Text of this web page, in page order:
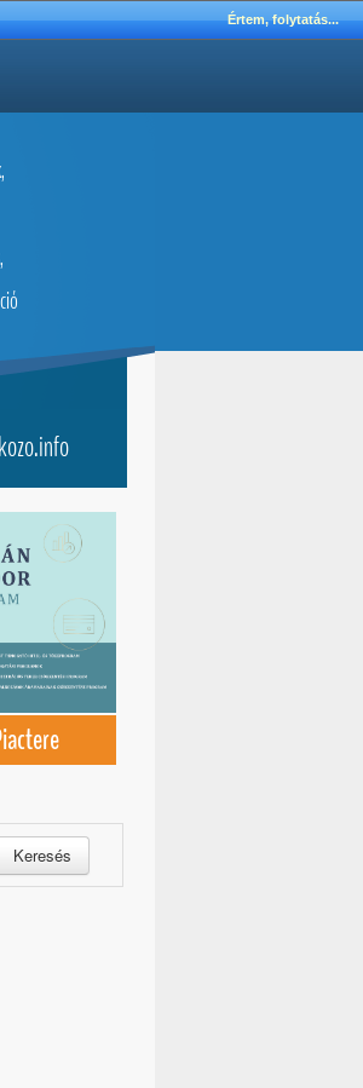
Értem, folytatás...
Keresés